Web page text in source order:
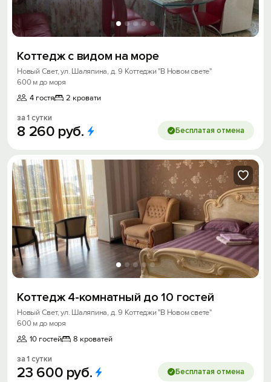
Коттедж с видом на море
Новый Свет, ул. Шаляпина, д. 9 Коттеджи "В Новом свете"
600 м до моря
4 гостя
2 кровати
за 1 сутки
8 260 руб. Бесплатая отмена
Коттедж 4-комнатный до 10 гостей
Новый Свет, ул. Шаляпина, д. 9 Коттеджи "В Новом свете"
600 м до моря
10 гостей
8 кроватей
за 1 сутки
23 600 руб. Бесплатая отмена